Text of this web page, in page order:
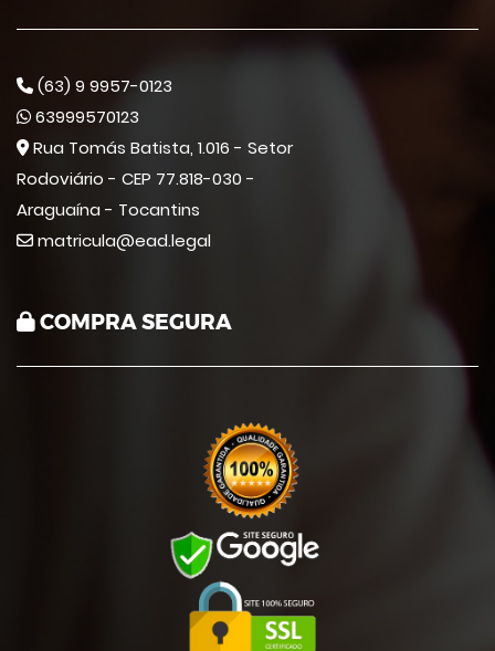
(63) 9 9957-0123
63999570123
Rua Tomás Batista, 1.016 - Setor
Rodoviário - CEP 77.818-030 -
Araguaína - Tocantins
matricula@ead.legal
COMPRA SEGURA